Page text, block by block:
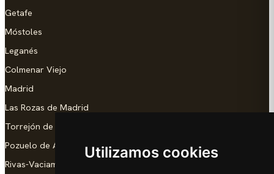
Utilizamos cookies
Getafe
Móstoles
Leganés
Colmenar Viejo
Madrid
Las Rozas de Madrid
Torrejón de Ardoz
Pozuelo de Alarcón
Rivas-Vaciamadrid